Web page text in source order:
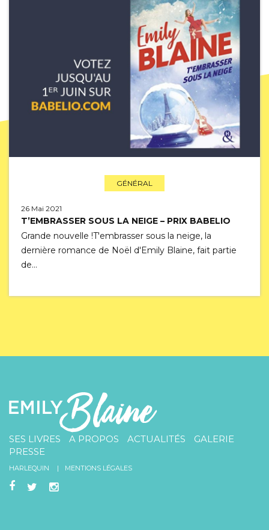
GÉNÉRAL
26 Mai 2021
T’EMBRASSER SOUS LA NEIGE – PRIX BABELIO
Grande nouvelle !T'embrasser sous la neige, la
dernière romance de Noël d'Emily Blaine, fait partie
de…
SES LIVRES A PROPOS ACTUALITÉS
GALERIE
PRESSE
HARLEQUIN MENTIONS LÉGALES